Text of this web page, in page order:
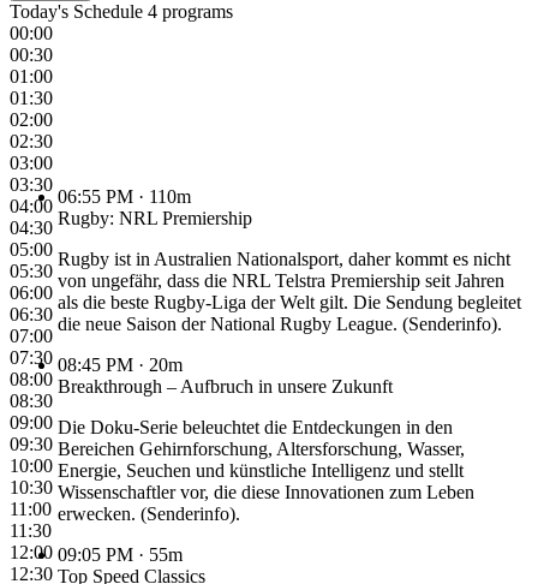
Today's Schedule 4 programs
00:00
00:30
01:00
01:30
02:00
02:30
03:00
03:30
04:00
04:30
05:00
05:30
06:00
06:30
07:00
07:30
08:00
08:30
09:00
09:30
10:00
10:30
11:00
11:30
12:00
12:30
06:55 PM · 110m
Rugby: NRL Premiership
Rugby ist in Australien Nationalsport, daher kommt es nicht
von ungefähr, dass die NRL Telstra Premiership seit Jahren
als die beste Rugby-Liga der Welt gilt. Die Sendung begleitet
die neue Saison der National Rugby League. (Senderinfo).
08:45 PM · 20m
Breakthrough – Aufbruch in unsere Zukunft
Die Doku-Serie beleuchtet die Entdeckungen in den
Bereichen Gehirnforschung, Altersforschung, Wasser,
Energie, Seuchen und künstliche Intelligenz und stellt
Wissenschaftler vor, die diese Innovationen zum Leben
erwecken. (Senderinfo).
09:05 PM · 55m
Top Speed Classics